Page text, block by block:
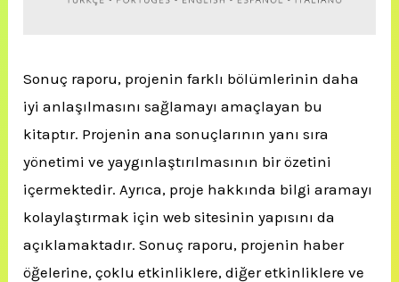
Sonuç raporu, projenin farklı bölümlerinin daha
iyi anlaşılmasını sağlamayı amaçlayan bu
kitaptır. Projenin ana sonuçlarının yanı sıra
yönetimi ve yaygınlaştırılmasının bir özetini
içermektedir. Ayrıca, proje hakkında bilgi aramayı
kolaylaştırmak için web sitesinin yapısını da
açıklamaktadır. Sonuç raporu, projenin haber
öğelerine, çoklu etkinliklere, diğer etkinliklere ve